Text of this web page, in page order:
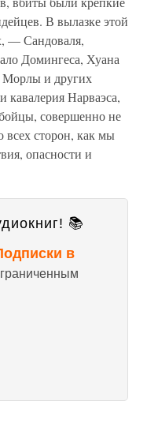
В вылазке этой
— Сандоваля,
Домингеса, Хуана
Морлы и других
Нарваэса,
совершенно не
сторон, как мы
опасности и
📚
в